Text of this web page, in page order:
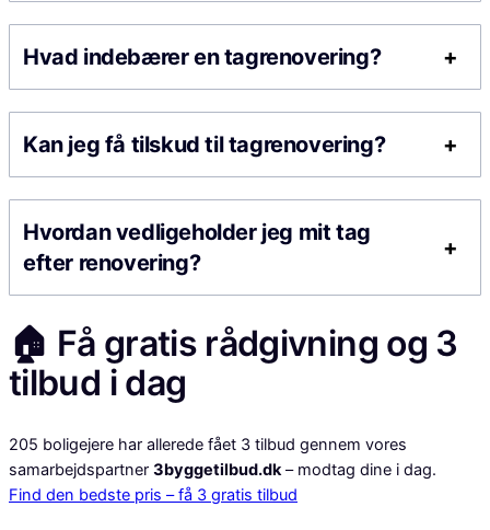
Hvad indebærer en tagrenovering?
Kan jeg få tilskud til tagrenovering?
Hvordan vedligeholder jeg mit tag
efter renovering?
🏠 Få gratis rådgivning og 3
tilbud i dag
205 boligejere har allerede fået 3 tilbud gennem vores
samarbejdspartner 3byggetilbud.dk– modtag dine i dag.
Find den bedste pris – få 3 gratis tilbud